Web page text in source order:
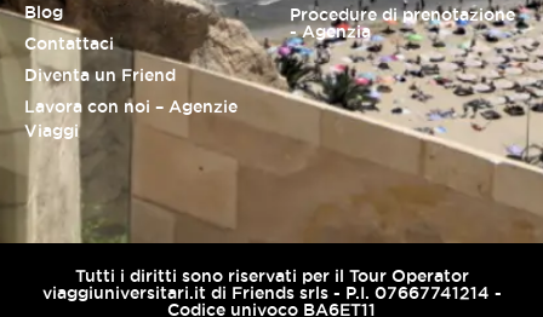
Blog
Contattaci
Diventa un Friend
Lavora con noi – Agenzie
Viaggi
Procedure di prenotazione
- Agenzia
Tutti i diritti sono riservati per il Tour Operator
viaggiuniversitari.it di Friends srls - P.I. 07667741214 -
Codice univoco BA6ET11